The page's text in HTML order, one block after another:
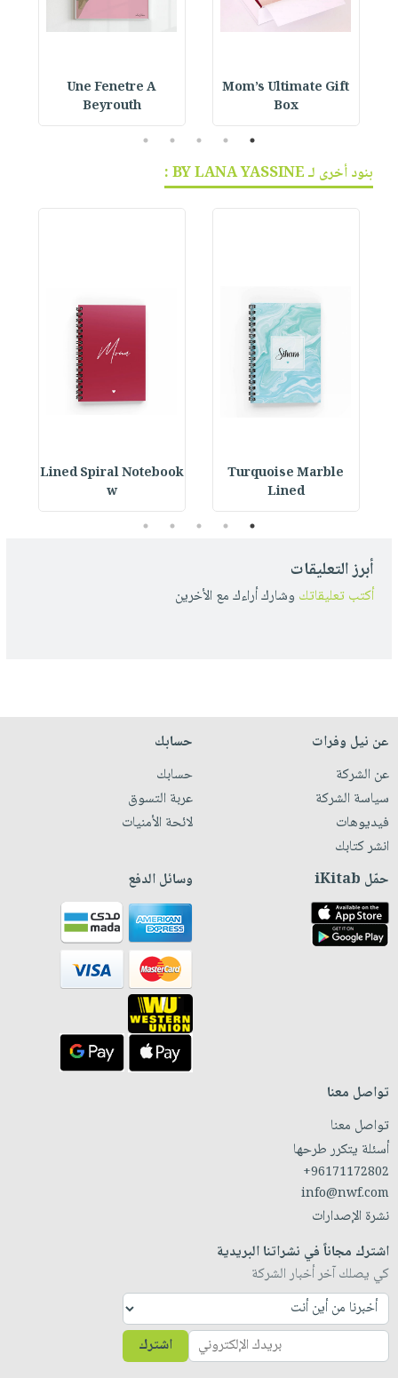
Mom’s Ultimate Gift
Box
Une Fenetre A
Beyrouth
1
2
3
4
5
بنود أخرى لـ BY LANA YASSINE :
Turquoise Marble
Lined
Lined Spiral Notebook
w
1
2
3
4
5
أبرز التعليقات
أكتب تعليقاتك وشارك أراءك مع الأخرين
عن نيل وفرات
عن الشركة
سياسة الشركة
فيديوهات
انشر كتابك
حسابك
حسابك
عربة التسوق
لائحة الأمنيات
حمّل iKitab وسائل الدفع
تواصل معنا
تواصل معنا
أسئلة يتكرر طرحها
+96171172802
info@nwf.com
نشرة الإصدارات
اشترك مجاناً في نشراتنا البريدية
كي يصلك آخر أخبار الشركة
اشترك